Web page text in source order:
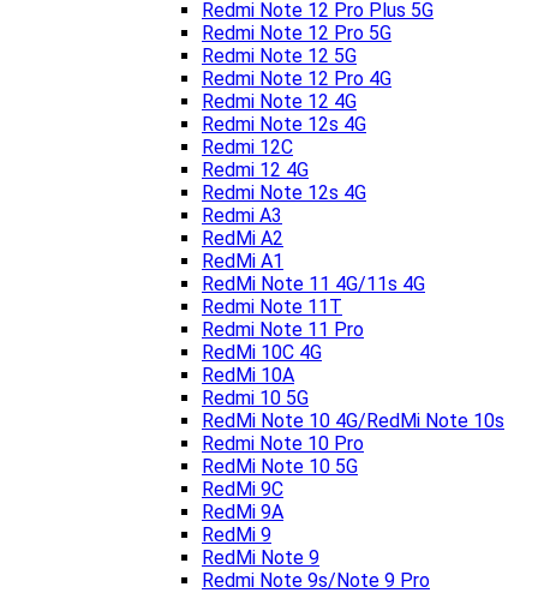
Redmi Note 12 Pro Plus 5G
Redmi Note 12 Pro 5G
Redmi Note 12 5G
Redmi Note 12 Pro 4G
Redmi Note 12 4G
Redmi Note 12s 4G
Redmi 12C
Redmi 12 4G
Redmi Note 12s 4G
Redmi A3
RedMi A2
RedMi A1
RedMi Note 11 4G/11s 4G
Redmi Note 11T
Redmi Note 11 Pro
RedMi 10C 4G
RedMi 10A
Redmi 10 5G
RedMi Note 10 4G/RedMi Note 10s
Redmi Note 10 Pro
RedMi Note 10 5G
RedMi 9C
RedMi 9A
RedMi 9
RedMi Note 9
Redmi Note 9s/Note 9 Pro